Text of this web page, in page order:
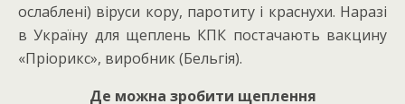
ослаблені) віруси кору, паротиту і краснухи. Наразі
в Україну для щеплень КПК постачають вакцину
«Пріорикс», виробник (Бельгія).
Де можна зробити щеплення